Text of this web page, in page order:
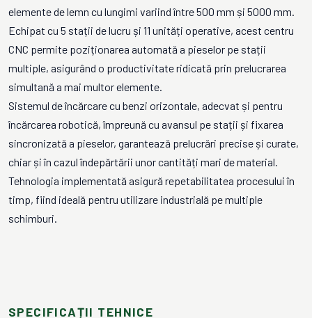
elemente de lemn cu lungimi variind între 500 mm și 5000 mm.
Echipat cu 5 stații de lucru și 11 unități operative, acest centru
CNC permite poziționarea automată a pieselor pe stații
multiple, asigurând o productivitate ridicată prin prelucrarea
simultană a mai multor elemente.
Sistemul de încărcare cu benzi orizontale, adecvat și pentru
încărcarea robotică, împreună cu avansul pe stații și fixarea
sincronizată a pieselor, garantează prelucrări precise și curate,
chiar și în cazul îndepărtării unor cantități mari de material.
Tehnologia implementată asigură repetabilitatea procesului în
timp, fiind ideală pentru utilizare industrială pe multiple
schimburi.
SPECIFICAȚII TEHNICE